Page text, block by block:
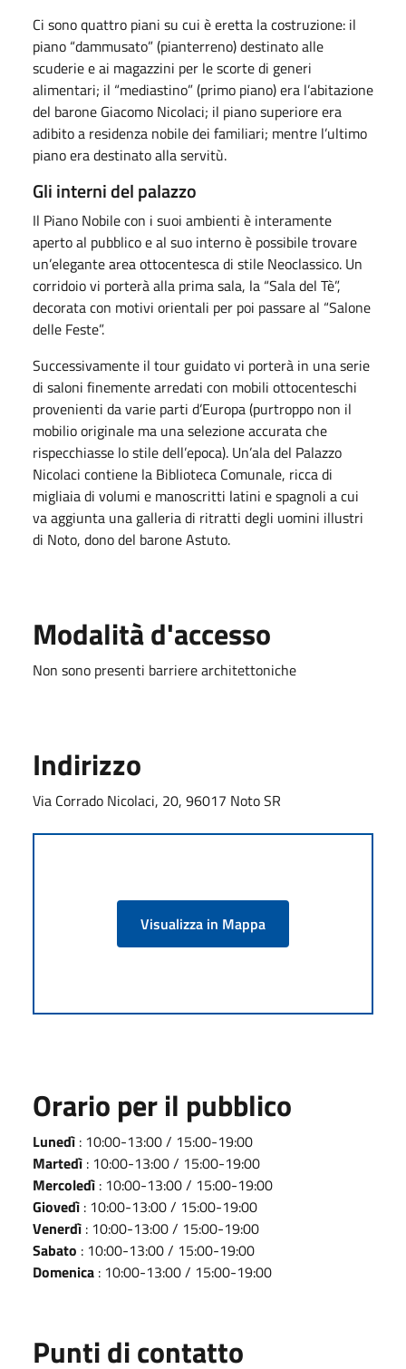
Ci sono quattro piani su cui è eretta la costruzione: il
piano “dammusato” (pianterreno) destinato alle
scuderie e ai magazzini per le scorte di generi
alimentari; il “mediastino” (primo piano) era l’abitazione
del barone Giacomo Nicolaci; il piano superiore era
adibito a residenza nobile dei familiari; mentre l’ultimo
piano era destinato alla servitù.
Gli interni del palazzo
Il Piano Nobile con i suoi ambienti è interamente
aperto al pubblico e al suo interno è possibile trovare
un’elegante area ottocentesca di stile Neoclassico. Un
corridoio vi porterà alla prima sala, la “Sala del Tè”,
decorata con motivi orientali per poi passare al “Salone
delle Feste”.
Successivamente il tour guidato vi porterà in una serie
di saloni finemente arredati con mobili ottocenteschi
provenienti da varie parti d’Europa (purtroppo non il
mobilio originale ma una selezione accurata che
rispecchiasse lo stile dell’epoca). Un’ala del Palazzo
Nicolaci contiene la Biblioteca Comunale, ricca di
migliaia di volumi e manoscritti latini e spagnoli a cui
va aggiunta una galleria di ritratti degli uomini illustri
di Noto, dono del barone Astuto.
Modalità d'accesso
Non sono presenti barriere architettoniche
Indirizzo
Via Corrado Nicolaci, 20, 96017 Noto SR
Visualizza in Mappa
Orario per il pubblico
Lunedì : 10:00-13:00 / 15:00-19:00
Martedì : 10:00-13:00 / 15:00-19:00
Mercoledì : 10:00-13:00 / 15:00-19:00
Giovedì : 10:00-13:00 / 15:00-19:00
Venerdì : 10:00-13:00 / 15:00-19:00
Sabato : 10:00-13:00 / 15:00-19:00
Domenica : 10:00-13:00 / 15:00-19:00
Punti di contatto